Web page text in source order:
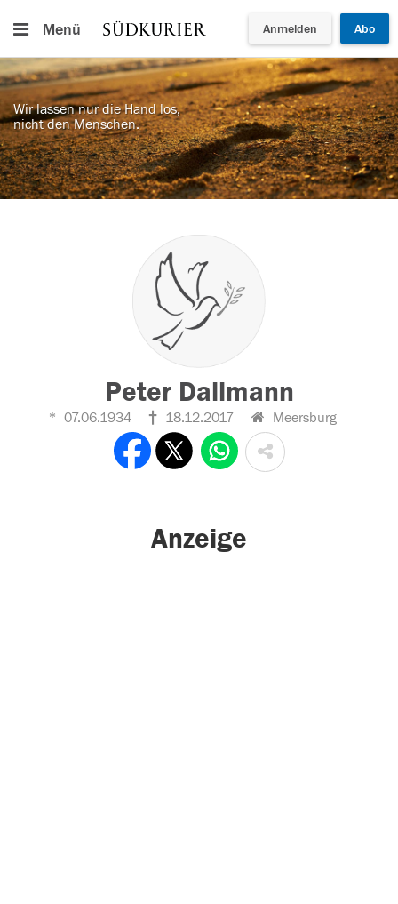
Menü Anmelden Abo
Wir lassen nur die Hand los,
nicht den Menschen.
Peter Dallmann
07.06.1934 18.12.2017 Meersburg
Anzeige